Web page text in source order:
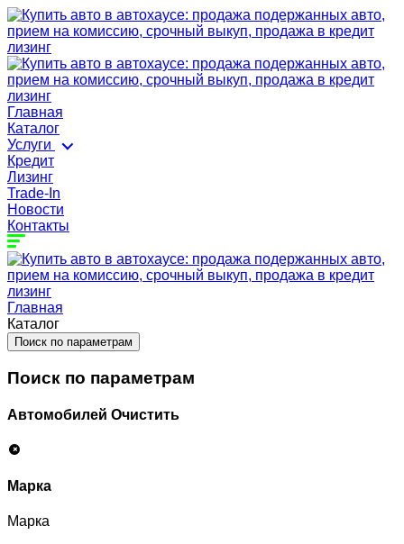
Главная
Каталог
Услуги
Кредит
Лизинг
Trade-In
Новости
Контакты
Главная
Каталог
Поиск по параметрам
Поиск по параметрам
Автомобилей Очистить
Марка
Марка